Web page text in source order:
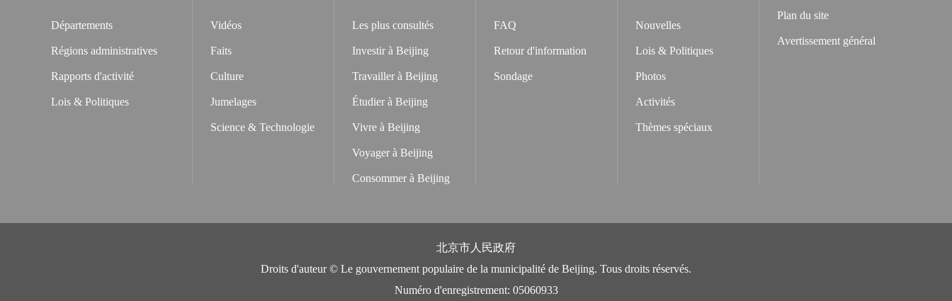
Départements
Régions administratives
Rapports d'activité
Lois & Politiques
Vidéos
Faits
Culture
Jumelages
Science & Technologie
Les plus consultés
Investir à Beijing
Travailler à Beijing
Étudier à Beijing
Vivre à Beijing
Voyager à Beijing
Consommer à Beijing
FAQ
Retour d'information
Sondage
Nouvelles
Lois & Politiques
Photos
Activités
Thèmes spéciaux
Plan du site
Avertissement général
北京市人民政府
Droits d'auteur © Le gouvernement populaire de la municipalité de Beijing. Tous droits réservés.
Numéro d'enregistrement: 05060933